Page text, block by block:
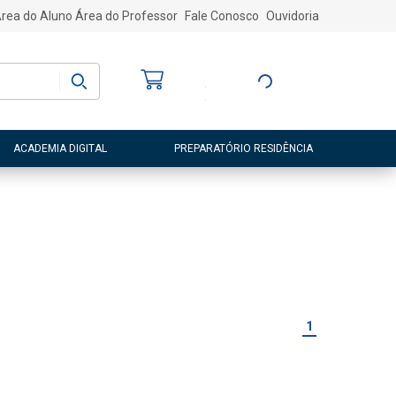
do Aluno Área do Professor Fale Conosco Ouvidoria
Entre ou Cadastre-
ACADEMIA DIGITAL PREPARATÓRIO RESIDÊNCIA
1